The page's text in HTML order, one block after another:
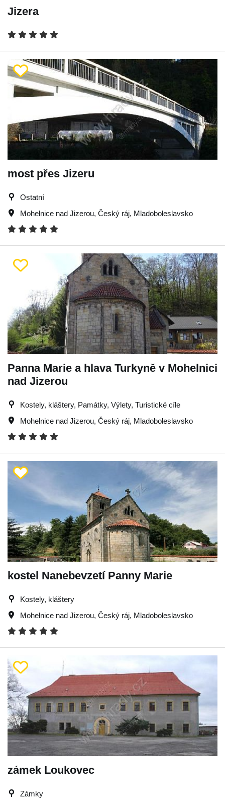
Jizera
most přes Jizeru
Ostatní
Mohelnice nad Jizerou, Český ráj, Mladoboleslavsko
Panna Marie a hlava Turkyně v Mohelnici
nad Jizerou
Kostely, kláštery, Památky, Výlety, Turistické cíle
Mohelnice nad Jizerou, Český ráj, Mladoboleslavsko
kostel Nanebevzetí Panny Marie
Kostely, kláštery
Mohelnice nad Jizerou, Český ráj, Mladoboleslavsko
zámek Loukovec
Zámky